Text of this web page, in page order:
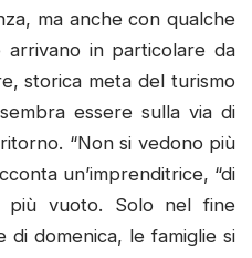
ma anche con qualche
arrivano in particolare da
storica meta del turismo
essere sulla via di
“Non si vedono più
un’imprenditrice, “di
vuoto. Solo nel fine
di domenica, le famiglie si